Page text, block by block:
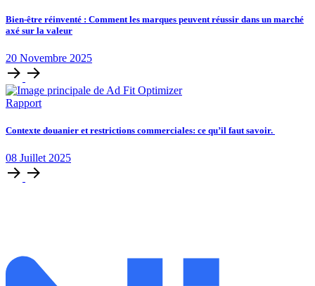
Bien-être réinventé : Comment les marques peuvent réussir dans un marché
axé sur la valeur
20 Novembre 2025
Rapport
Contexte douanier et restrictions commerciales: ce qu’il faut savoir.
08 Juillet 2025